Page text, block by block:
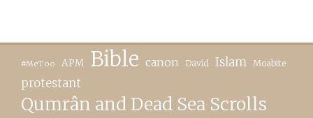
#MeToo APM Bible canon David Islam Moabite
protestant
Qumrân and Dead Sea Scrolls